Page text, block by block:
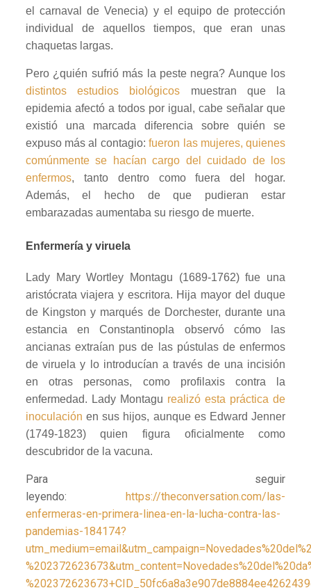
el carnaval de Venecia) y el equipo de protección
individual de aquellos tiempos, que eran unas
chaquetas largas.
Pero ¿quién sufrió más la peste negra? Aunque los
distintos estudios biológicos muestran que la
epidemia afectó a todos por igual, cabe señalar que
existió una marcada diferencia sobre quién se
expuso más al contagio:fueron las mujeres, quienes
comúnmente se hacían cargo del cuidado de los
enfermos, tanto dentro como fuera del hogar.
Además, el hecho de que pudieran estar
embarazadas aumentaba su riesgo de muerte.
Enfermería y viruela
Lady Mary Wortley Montagu (1689-1762) fue una
aristócrata viajera y escritora. Hija mayor del duque
de Kingston y marqués de Dorchester, durante una
estancia en Constantinopla observó cómo las
ancianas extraían pus de las pústulas de enfermos
de viruela y lo introducían a través de una incisión
en otras personas, como profilaxis contra la
enfermedad. Lady Montagu realizó esta práctica de
inoculación en sus hijos, aunque es Edward Jenner
(1749-1823) quien figura oficialmente como
descubridor de la vacuna.
Para seguir
leyendo:https://theconversation.com/las-
enfermeras-en-primera-linea-en-la-lucha-contra-las-
pandemias-184174?